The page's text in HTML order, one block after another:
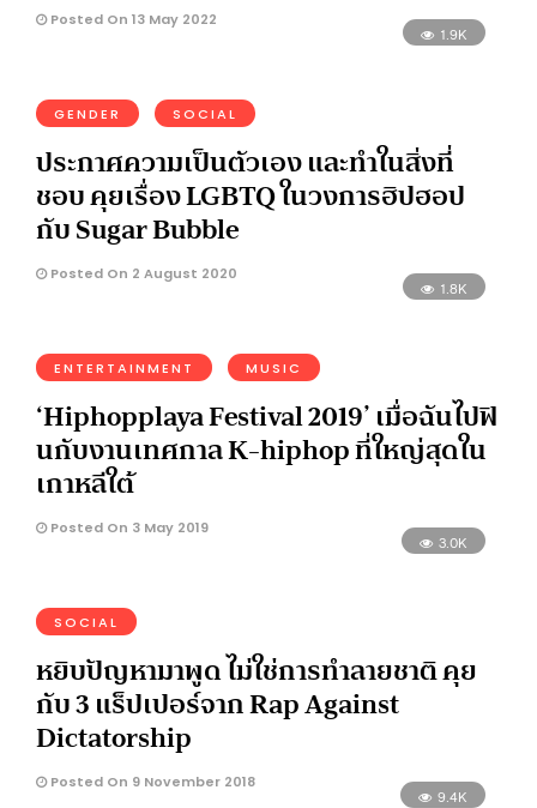
Posted On 13 May 2022
1.9K
GENDER SOCIAL
ประกาศความเป็นตัวเอง และทำในสิ่งที่
ชอบ คุยเรื่อง LGBTQ ในวงการฮิปฮอป
กับ Sugar Bubble
Posted On 2 August 2020
1.8K
ENTERTAINMENT MUSIC
‘Hiphopplaya Festival 2019’ เมื่อฉันไปฟิ
นกับงานเทศกาล K-hiphop ที่ใหญ่สุดใน
เกาหลีใต้
Posted On 3 May 2019
3.0K
SOCIAL
หยิบปัญหามาพูด ไม่ใช่การทำลายชาติ คุย
กับ 3 แร็ปเปอร์จาก Rap Against
Dictatorship
Posted On 9 November 2018
9.4K